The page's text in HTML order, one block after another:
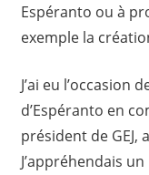
Espéranto ou à
exemple la
J’ai eu l’occasion
d’Espéranto en
président de GEJ,
J’appréhendais